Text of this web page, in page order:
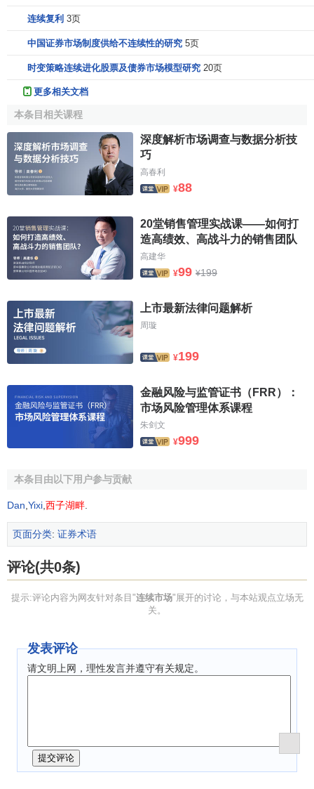
连续复利 3页
中国证券市场制度供给不连续性的研究 5页
时变策略连续进化股票及债券市场模型研究 20页
更多相关文档
本条目相关课程
深度解析市场调查与数据分析技
巧
高春利
¥88
20堂销售管理实战课——如何打
造高绩效、高战斗力的销售团队
高建华
¥99 ¥199
上市最新法律问题解析
周璇
¥199
金融风险与监管证书（FRR）：
市场风险管理体系课程
朱剑文
¥999
本条目由以下用户参与贡献
Dan Yixi 西子湖畔
页面分类: 证券术语
评论(共0条)
提示:评论内容为网友针对条目"连续市场"展开的讨论，与本站观点立场无
关。
发表评论
请文明上网，理性发言并遵守有关规定。